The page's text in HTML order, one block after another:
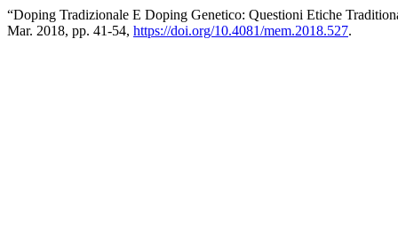
“Doping Tradizionale E Doping Genetico: Questioni Etiche
Mar. 2018, pp. 41-54, https://doi.org/10.4081/mem.2018.527.